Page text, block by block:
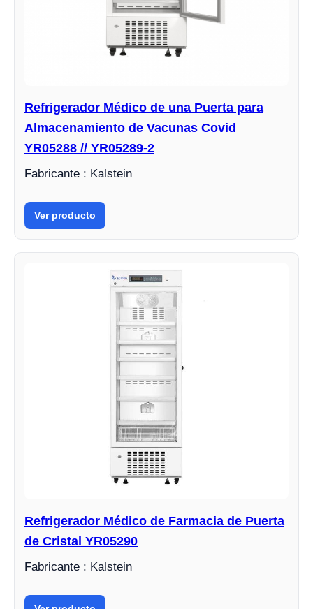
Refrigerador Médico de una Puerta para
Almacenamiento de Vacunas Covid
YR05288 // YR05289-2
Fabricante : Kalstein
Ver producto
Refrigerador Médico de Farmacia de Puerta
de Cristal YR05290
Fabricante : Kalstein